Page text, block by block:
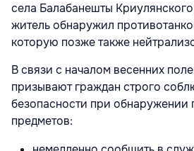
села Балабанешты
житель обнаружил
которую позже также
В связи с началом весенних
призывают граждан строго
безопасности при обнаружении
предметов: